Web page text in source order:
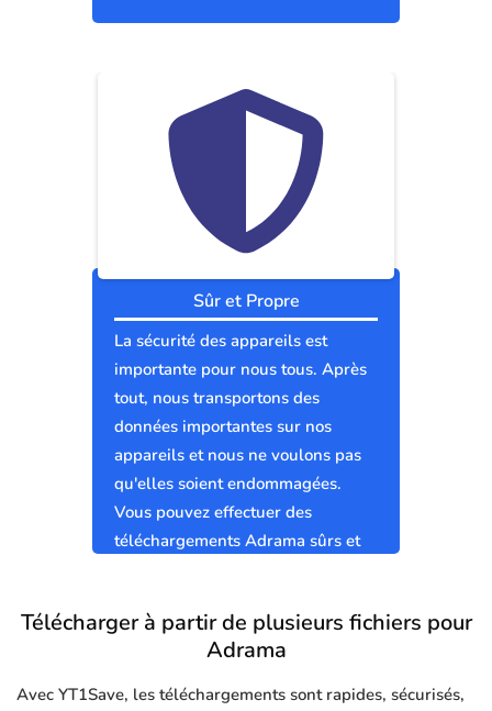
Sûr et Propre
La sécurité des appareils est
importante pour nous tous. Après
tout, nous transportons des
données importantes sur nos
appareils et nous ne voulons pas
qu'elles soient endommagées.
Vous pouvez effectuer des
téléchargements Adrama sûrs et
Télécharger à partir de plusieurs fichiers pour
Adrama
Avec YT1Save, les téléchargements sont rapides, sécurisés,